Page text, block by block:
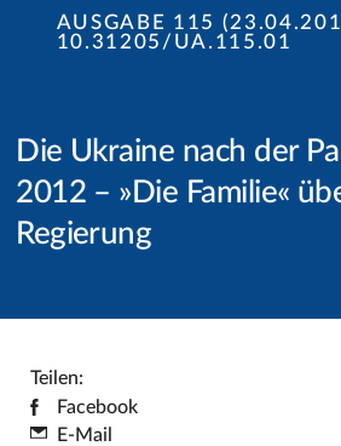
AUSGABE 115
10.31205/UA.115.01
Die Ukraine nach der
2012 – »Die Familie«
Regierung
Teilen:
Facebook
E-Mail